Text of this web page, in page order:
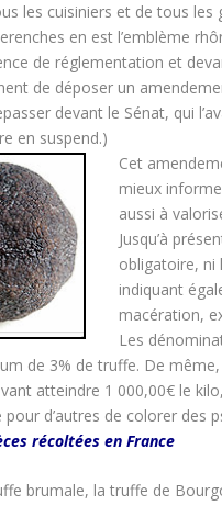
les cuisiniers et de tous les
en est l’emblème
de réglementation et
de déposer un
devant le Sénat, qui
en suspend.)
Cet
mieux
aussi à
Jusqu’à
obligatoire, ni
indiquant
macération,
Les
de 3% de truffe. De
atteindre 1 000,00€ le
d’autres de colorer des
récoltées en France
brumale, la truffe de